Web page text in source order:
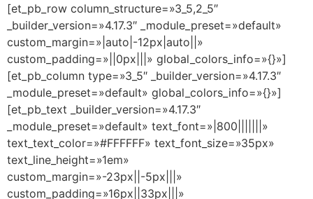
[et_pb_row column_structure=»3_5,2_5″
_builder_version=»4.17.3″ _module_preset=»default»
custom_margin=»|auto|-12px|auto||»
custom_padding=»||0px|||» global_colors_info=»{}»]
[et_pb_column type=»3_5″ _builder_version=»4.17.3″
_module_preset=»default» global_colors_info=»{}»]
[et_pb_text _builder_version=»4.17.3″
_module_preset=»default» text_font=»|800|||||||»
text_text_color=»#FFFFFF» text_font_size=»35px»
text_line_height=»1em»
custom_margin=»-23px||-5px|||»
custom_padding=»16px||33px|||»